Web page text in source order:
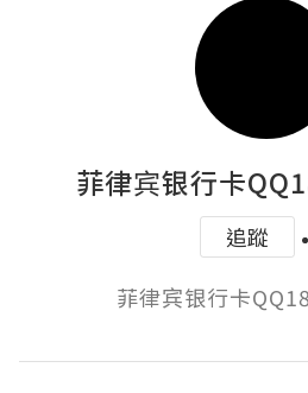
菲律宾银行卡
追蹤
菲律宾银行卡